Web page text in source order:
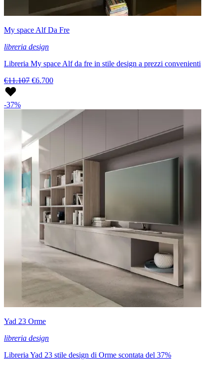
My space Alf Da Fre
libreria design
Libreria My space Alf da fre in stile design a prezzi convenienti
€11.107 €6.700
-37%
Yad 23 Orme
libreria design
Libreria Yad 23 stile design di Orme scontata del 37%